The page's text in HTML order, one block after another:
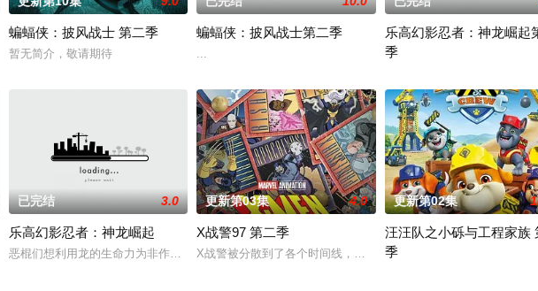
蝙蝠侠：披风战士 第二季
暂无简介，敬请期待
蝙蝠侠：披风战士第二季
...
乐高幻影忍者：神龙崛起
季
已完结 3.0
乐高幻影忍者：神龙崛起
恶棍们想利用龙的生命力为非作歹，两个来自不同世界的少年用他们新获得的忍者力量保护龙免受侵害。
更新第03集 4.0
X战警97 第二季
X战警被分散到了各个时间线，从过去，到未来，而他们将在最
更新第02集
汪汪队之小砾与工程家族
季